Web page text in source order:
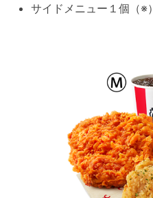
サイドメニュー１個（※）